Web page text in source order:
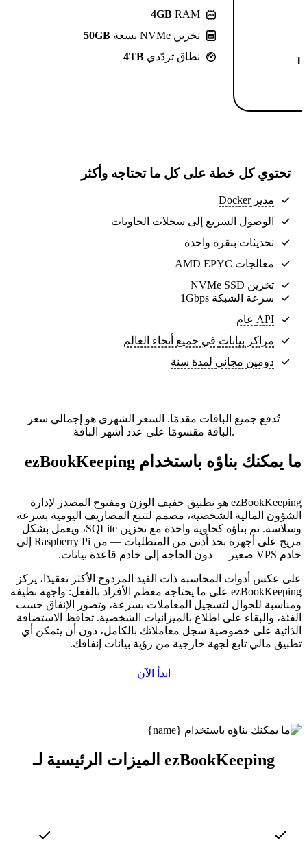
4GB RAM
تخزين NVMe بسعة
50GB
نطاق تردّدي 4TB
تحتوي كل خطة على كل ما تحتاجه وأكثر
مدير Docker
الوصول السريع إلى سجلات الحاويات
تحديثات بنقرة واحدة
معالجات AMD EPYC
تخزين NVMe SSD
سرعة الشبكة 1Gbps
API عام
مراكز بيانات في جميع أنحاء العالم
دومين مجاني لمدة سنة
تُدفع جميع الباقات مقدمًا. السعر الشهري هو إجمالي سعر
الباقة مقسومًا على عدد أشهر الباقة.
ما يمكنك بناؤه باستخدام ezBookKeeping
ezBookKeeping هو تطبيق خفيف الوزن ومفتوح المصدر لإدارة
الشؤون المالية الشخصية، مصمم لتتبع المصاريف اليومية بسرعة
وسلاسة. تم بناؤه كحاوية واحدة مع تخزين SQLite، ويعمل بشكل
مريح على أجهزة بحد أدنى من المتطلبات — من Raspberry Pi إلى
خادم VPS صغير — دون الحاجة إلى خادم قاعدة بيانات.
على عكس أدوات المحاسبة ذات القيد المزدوج الأكثر تعقيدًا، يركز
ezBookKeeping على ما يحتاجه معظم الأفراد بالفعل: واجهة نظيفة
ومناسبة للجوال لتسجيل المعاملات بسرعة، وتصور الإنفاق حسب
الفئة، والبقاء على اطلاع بالميزانيات الشخصية. تحافظ الاستضافة
الذاتية على خصوصية سجل معاملاتك بالكامل، دون أن يتمكن أي
تطبيق مالي تابع لجهة خارجية من رؤية بيانات إنفاقك.
ابدأ الآن
الميزات الرئيسية لـ ezBookKeeping